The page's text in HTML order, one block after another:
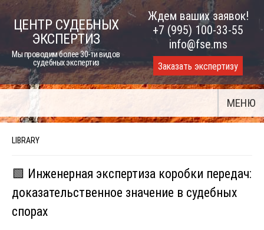
Skip
ЦЕНТР СУДЕБНЫХ
ЭКСПЕРТИЗ
Мы проводим более 30-ти видов
судебных экспертиз
Ждем ваших заявок!
+7 (995) 100-33-55
info@fse.ms
Заказать экспертизу
МЕНЮ
LIBRARY
🟩 Инженерная экспертиза коробки передач:
доказательственное значение в судебных
спорах